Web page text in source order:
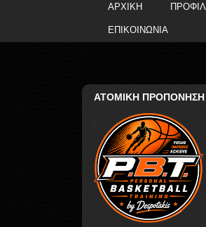
ΑΡΧΙΚΗ ΠΡΟΦΙΛ
ΕΠΙΚΟΙΝΩΝΙΑ
ΑΤΟΜΙΚΗ ΠΡΟΠΟΝΗΣΗ